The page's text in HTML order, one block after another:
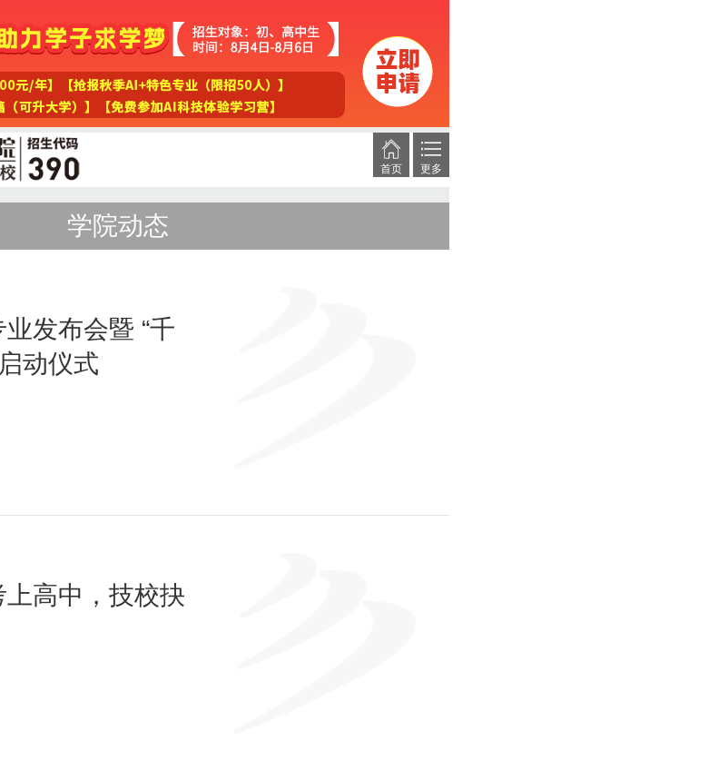
首页 更多
学院动态
发布会暨 “千
动仪式
高中，技校抉